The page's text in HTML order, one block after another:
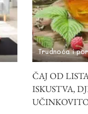
Trudnoća i
ČAJ OD
ISKUSTVA,